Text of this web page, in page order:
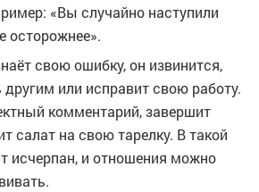
«Вы случайно наступили
осторожнее».
свою ошибку, он извинится,
или исправит свою работу.
комментарий, завершит
салат на свою тарелку. В такой
исчерпан, и отношения можно